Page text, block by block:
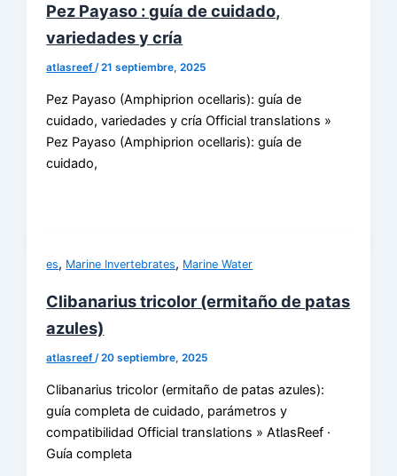
Pez Payaso : guía de cuidado,
variedades y cría
atlasreef/21 septiembre, 2025
Pez Payaso (Amphiprion ocellaris): guía de
cuidado, variedades y cría Official translations »
Pez Payaso (Amphiprion ocellaris): guía de
cuidado,
es, Marine Invertebrates, Marine Water
Clibanarius tricolor (ermitaño de patas
azules)
atlasreef/20 septiembre, 2025
Clibanarius tricolor (ermitaño de patas azules):
guía completa de cuidado, parámetros y
compatibilidad Official translations » AtlasReef ·
Guía completa